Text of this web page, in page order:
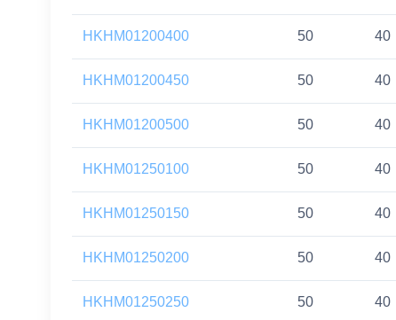
HKHM01200400 50 40
HKHM01200450 50 40
HKHM01200500 50 40
HKHM01250100 50 40
HKHM01250150 50 40
HKHM01250200 50 40
HKHM01250250 50 40